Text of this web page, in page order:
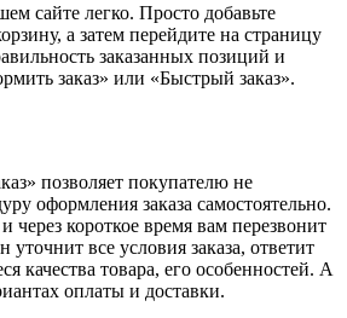
сайте легко. Просто добавьте
а затем перейдите на страницу
заказанных позиций и
заказ» или «Быстрый заказ».
позволяет покупателю не
оформления заказа самостоятельно.
через короткое время вам перезвонит
все условия заказа, ответит
качества товара, его особенностей. А
оплаты и доставки.